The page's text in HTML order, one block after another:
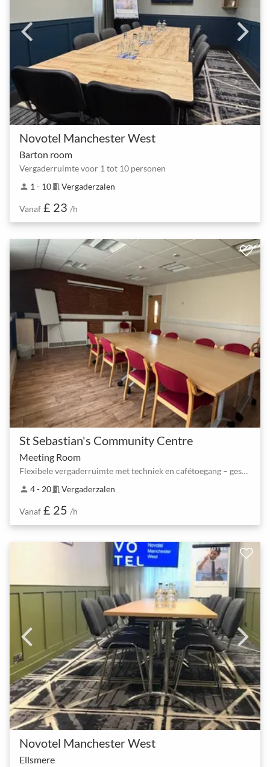
Novotel Manchester West
Barton room
Vergaderruimte voor 1 tot 10 personen
person 1 - 10meeting_room Vergaderzalen
Vanaf £ 23 /h
St Sebastian's Community Centre
Meeting Room
Flexibele vergaderruimte met techniek en cafétoegang – geschikt voor 4–20
person 4 - 20meeting_room Vergaderzalen
Vanaf £ 25 /h
Novotel Manchester West
Ellsmere